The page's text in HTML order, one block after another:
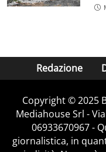
Redazione
Copyright © 2025
Mediahouse Srl -
06933670967 -
giornalistica, in